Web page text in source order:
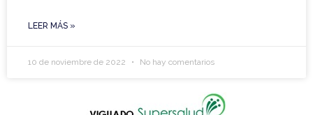
LEER MÁS »
10 de noviembre de 2022 No hay comentarios